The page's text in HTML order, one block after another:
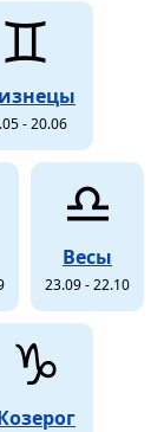
♊
- 20.06
♎
Весы
23.09 - 22.10
♑